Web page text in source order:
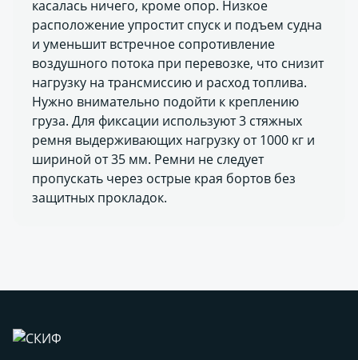
касалась ничего, кроме опор. Низкое
расположение упростит спуск и подъем судна
и уменьшит встречное сопротивление
воздушного потока при перевозке, что снизит
нагрузку на трансмиссию и расход топлива.
Нужно внимательно подойти к креплению
груза. Для фиксации используют 3 стяжных
ремня выдерживающих нагрузку от 1000 кг и
шириной от 35 мм. Ремни не следует
пропускать через острые края бортов без
защитных прокладок.